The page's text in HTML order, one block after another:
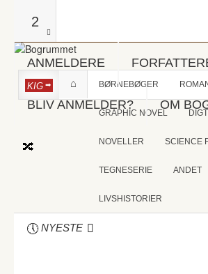
2
ANMELDERE
BLIV ANMELDER? OM
KIG BØRNEBØGER
GRAPHIC NOVEL
NOVELLER SCIENCE
TEGNESERIE ANDET
LIVSHISTORIER
NYESTE